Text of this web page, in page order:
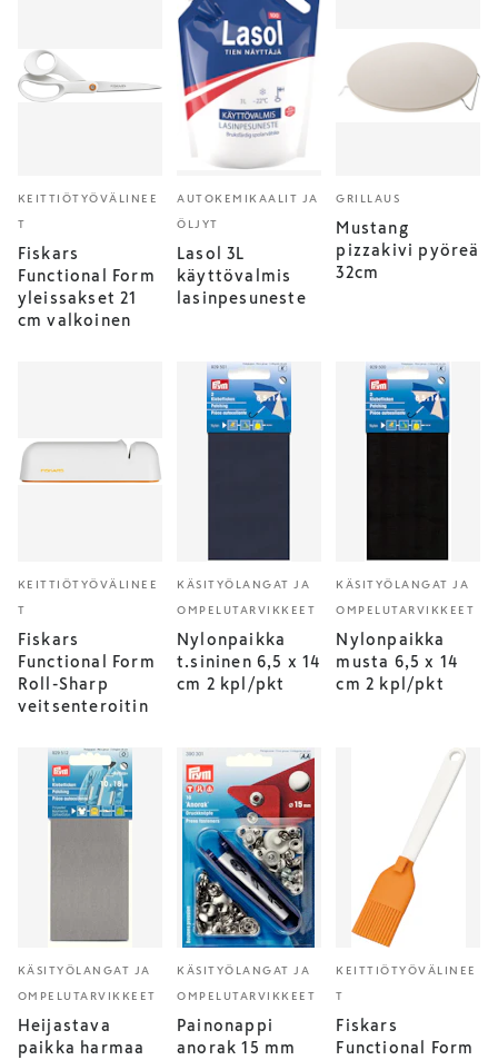
KEITTIÖTYÖVÄLINEE
T
Fiskars
Functional Form
yleissakset 21
cm valkoinen
AUTOKEMIKAALIT JA
ÖLJYT
Lasol 3L
käyttövalmis
lasinpesuneste
GRILLAUS
Mustang
pizzakivi pyöreä
32cm
KEITTIÖTYÖVÄLINEE
T
Fiskars
Functional Form
Roll-Sharp
veitsenteroitin
KÄSITYÖLANGAT JA
OMPELUTARVIKKEET
Nylonpaikka
t.sininen 6,5 x 14
cm 2 kpl/pkt
KÄSITYÖLANGAT JA
OMPELUTARVIKKEET
Nylonpaikka
musta 6,5 x 14
cm 2 kpl/pkt
KÄSITYÖLANGAT JA
OMPELUTARVIKKEET
Heijastava
paikka harmaa
KÄSITYÖLANGAT JA
OMPELUTARVIKKEET
Painonappi
anorak 15 mm
KEITTIÖTYÖVÄLINEE
T
Fiskars
Functional Form